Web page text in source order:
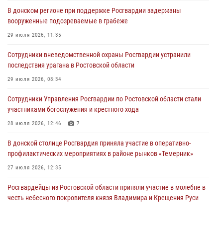
В донском регионе при поддержке Росгвардии задержаны
вооруженные подозреваемые в грабеже
29 июля 2026, 11:35
Сотрудники вневедомственной охраны Росгвардии устранили
последствия урагана в Ростовской области
29 июля 2026, 08:34
Сотрудники Управления Росгвардии по Ростовской области стали
участниками богослужения и крестного хода
28 июля 2026, 12:46 7
В донской столице Росгвардия приняла участие в оперативно-
профилактических мероприятиях в районе рынков «Темерник»
27 июля 2026, 12:35
Росгвардейцы из Ростовской области приняли участие в молебне в
честь небесного покровителя князя Владимира и Крещения Руси